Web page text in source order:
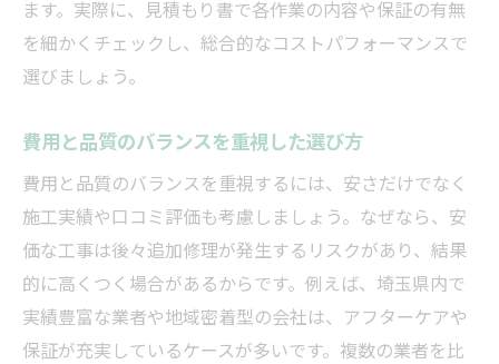
ます。実際に、見積もり書で各作業の内容や保証の有無
を細かくチェックし、総合的なコストパフォーマンスで
選びましょう。
費用と品質のバランスを重視した選び方
費用と品質のバランスを重視するには、安さだけでなく
施工実績や口コミ評価も考慮しましょう。なぜなら、安
価な工事は後々追加修理が発生するリスクがあり、結果
的に高くつく場合があるからです。例えば、埼玉県内で
実績豊富な業者や地域密着型の会社は、アフターケアや
保証が充実しているケースが多いです。複数の業者を比